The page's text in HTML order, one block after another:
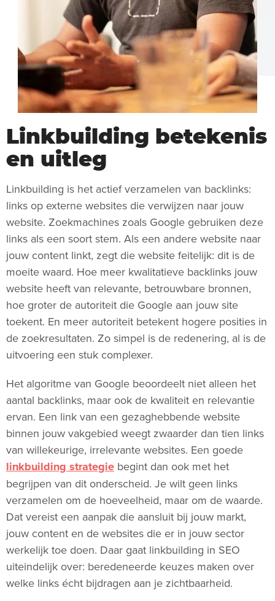
Linkbuilding betekenis
en uitleg
Linkbuilding is het actief verzamelen van backlinks:
links op externe websites die verwijzen naar jouw
website. Zoekmachines zoals Google gebruiken deze
links als een soort stem. Als een andere website naar
jouw content linkt, zegt die website feitelijk: dit is de
moeite waard. Hoe meer kwalitatieve backlinks jouw
website heeft van relevante, betrouwbare bronnen,
hoe groter de autoriteit die Google aan jouw site
toekent. En meer autoriteit betekent hogere posities in
de zoekresultaten. Zo simpel is de redenering, al is de
uitvoering een stuk complexer.
Het algoritme van Google beoordeelt niet alleen het
aantal backlinks, maar ook de kwaliteit en relevantie
ervan. Een link van een gezaghebbende website
binnen jouw vakgebied weegt zwaarder dan tien links
van willekeurige, irrelevante websites. Een goede
linkbuilding strategie begint dan ook met het
begrijpen van dit onderscheid. Je wilt geen links
verzamelen om de hoeveelheid, maar om de waarde.
Dat vereist een aanpak die aansluit bij jouw markt,
jouw content en de websites die er in jouw sector
werkelijk toe doen. Daar gaat linkbuilding in SEO
uiteindelijk over: beredeneerde keuzes maken over
welke links écht bijdragen aan je zichtbaarheid.